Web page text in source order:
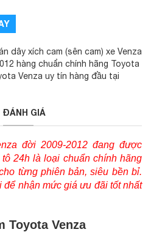
dây xích cam (sên cam) xe Venza
hàng chuẩn chính hãng Toyota
Venza uy tín hàng đầu tại
ĐÁNH GIÁ
đời 2009-2012 đang được
24h là loại chuẩn chính hãng
từng phiên bản, siêu bền bỉ.
nhận mức giá ưu đãi tốt nhất
Toyota Venza